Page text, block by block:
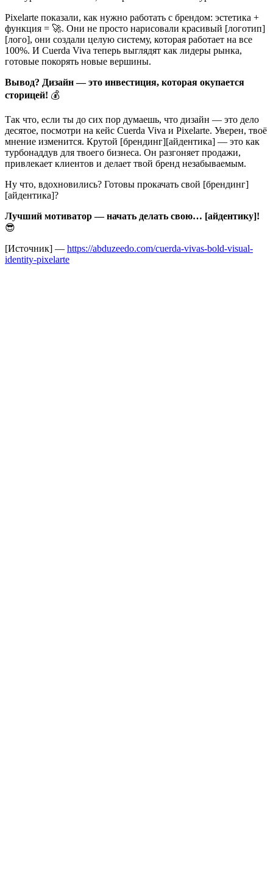
Pixelarte показали, как нужно работать с брендом: эстетика +
функция = 🚀. Они не просто нарисовали красивый [логотип]
[лого], они создали целую систему, которая работает на все
100%. И Cuerda Viva теперь выглядят как лидеры рынка,
готовые покорять новые вершины.
Вывод? Дизайн — это инвестиция, которая окупается
сторицей! 💰
Так что, если ты до сих пор думаешь, что дизайн — это дело
десятое, посмотри на кейс Cuerda Viva и Pixelarte. Уверен, твоё
мнение изменится. Крутой [брендинг][айдентика] — это как
турбонаддув для твоего бизнеса. Он разгоняет продажи,
привлекает клиентов и делает твой бренд незабываемым.
Ну что, вдохновились? Готовы прокачать свой [брендинг]
[айдентика]?
Лучший мотиватор — начать делать свою… [айдентику]!
😎
[Источник] — https://abduzeedo.com/cuerda-vivas-bold-visual-
identity-pixelarte